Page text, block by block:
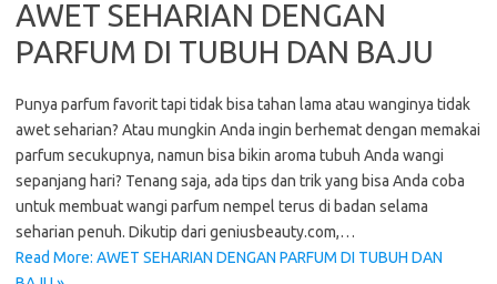
AWET SEHARIAN DENGAN
PARFUM DI TUBUH DAN BAJU
Punya parfum favorit tapi tidak bisa tahan lama atau wanginya tidak
awet seharian? Atau mungkin Anda ingin berhemat dengan memakai
parfum secukupnya, namun bisa bikin aroma tubuh Anda wangi
sepanjang hari? Tenang saja, ada tips dan trik yang bisa Anda coba
untuk membuat wangi parfum nempel terus di badan selama
seharian penuh. Dikutip dari geniusbeauty.com,…
Read More: AWET SEHARIAN DENGAN PARFUM DI TUBUH DAN